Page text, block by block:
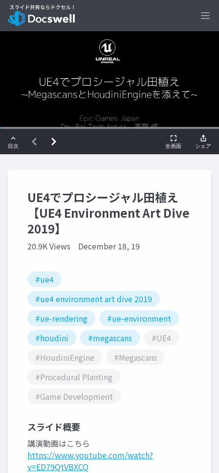
UE4でプロシージャル田植え
【UE4 Environment Art Dive
2019】
20.9K Views December 18, 19
#ue4
#ue4 environment art dive 2019
#ue-rendering
#ue-environment
#houdini
#megascans
#UE4
#HoudiniEngine
#Megascans
#Procedural Planting
#Game Development
スライド概要
講演動画はこちら
https://www.youtube.com/watch?
v=ED79QtVBXCQ